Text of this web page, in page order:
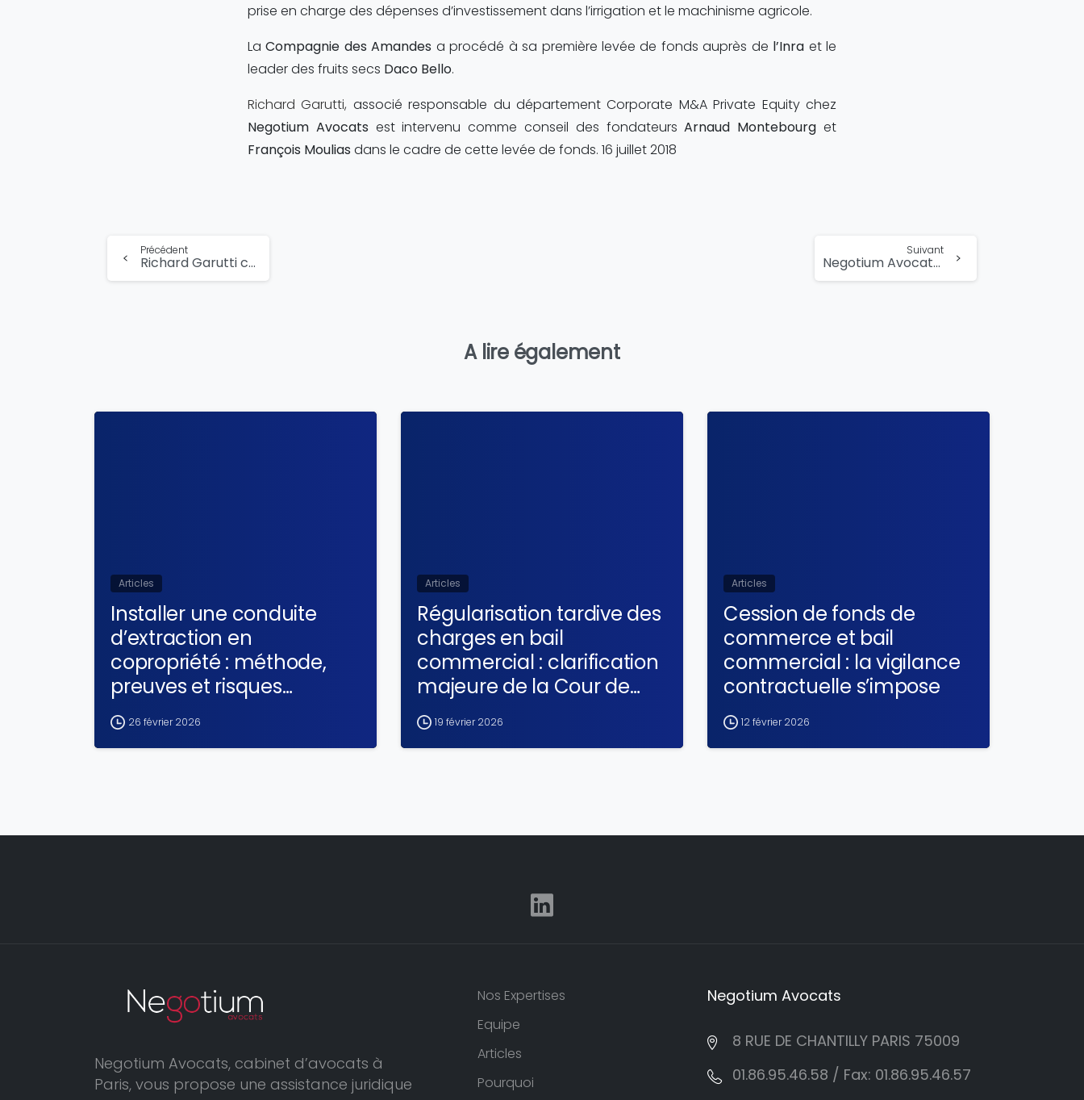
prise en charge des dépenses d’investissement dans l’irrigation et le machinisme agricole.
LaCompagnie des Amandes a procédé à sa première levée de fonds auprès de l’Inra et le
leader des fruits secs Daco Bello.
Richard Garutti, associé responsable du département Corporate M&A Private Equity chez
Negotium Avocats est intervenu comme conseil des fondateursArnaud Montebourg et
François Moulias dans le cadre de cette levée de fonds. 16 juillet 2018
Précédent
Richard Garutti conseille Arnaud Montebourg et François Moulias dans la structuration de la Compagnie des Amandes
Suivant
Negotium Avocats obtient une décision rare condamnant un gérant de société usufruitier ayant commis une faute de gestion au détriment du nu-propriétaire de parts sociales
A lire également
Articles
Installer une conduite
d’extraction en
copropriété : méthode,
preuves et risques
contentieux
26 février 2026
Articles
Régularisation tardive des
charges en bail
commercial : clarification
majeure de la Cour de
cassation
19 février 2026
Articles
Cession de fonds de
commerce et bail
commercial : la vigilance
contractuelle s’impose
12 février 2026
Negotium Avocats, cabinet d’avocats à
Paris, vous propose une assistance juridique
Nos Expertises
Equipe
Articles
Pourquoi
Negotium Avocats
8 RUE DE CHANTILLY PARIS 75009
01.86.95.46.58 / Fax: 01.86.95.46.57